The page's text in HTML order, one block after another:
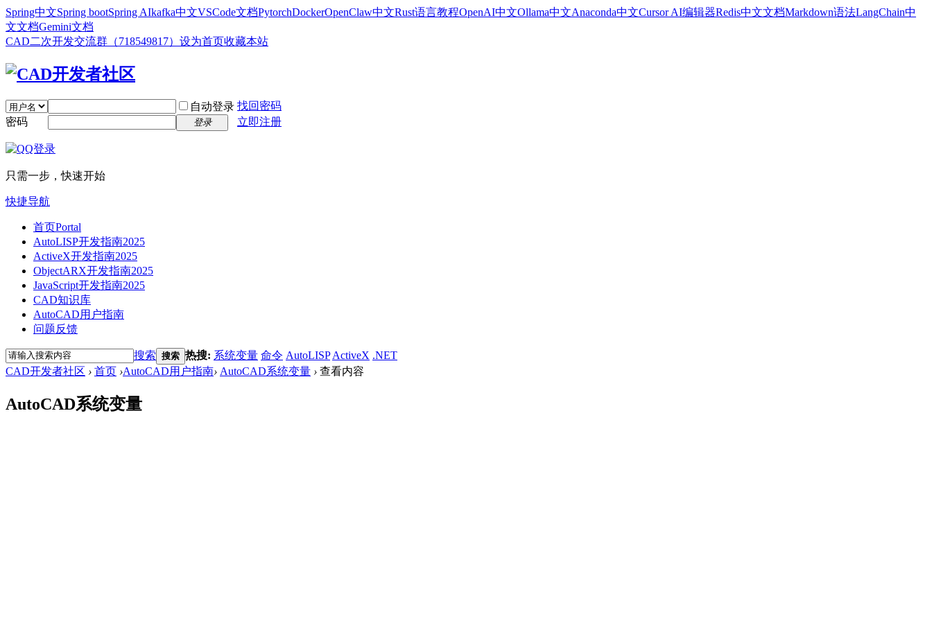
Spring中文Spring bootSpring AIkafka中文VSCode文档PytorchDockerOpenClaw中文Rust语言教程OpenAI中文Ollama中文Anaconda中文Cursor AI编辑器Redis中文文档Markdown语法LangChain中
文文档Gemini文档
CAD二次开发交流群（718549817） 设为首页收藏本站
自动登录 找回密码
密码
登录 立即注册
只需一步，快速开始
快捷导航
首页Portal
AutoLISP开发指南2025
ActiveX开发指南2025
ObjectARX开发指南2025
JavaScript开发指南2025
CAD知识库
AutoCAD用户指南
问题反馈
搜索 搜索 热搜: 系统变量 命令 AutoLISP ActiveX .NET
CAD开发者社区 › 首页 ›AutoCAD用户指南› AutoCAD系统变量 › 查看内容
AutoCAD系统变量